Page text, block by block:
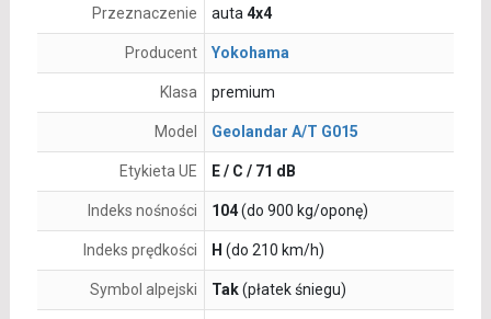
Przeznaczenie auta 4x4
Producent Yokohama
Klasa premium
Model Geolandar A/T G015
Etykieta UE E / C / 71 dB
Indeks nośności 104(do 900 kg/oponę)
Indeks prędkości H (do 210 km/h)
Symbol alpejski Tak(płatek śniegu)